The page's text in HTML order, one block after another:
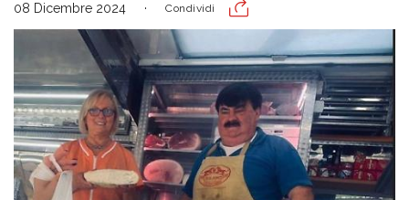
08 Dicembre 2024 Condividi